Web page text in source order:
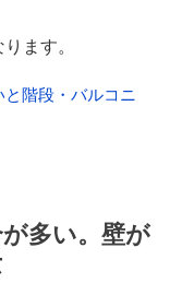
ます。
階段・バルコニ
多い。壁が